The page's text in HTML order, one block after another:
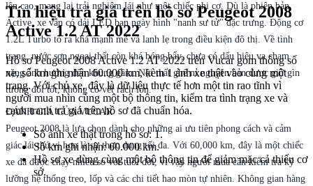
lên cao, mang lại trải nghiệm lái như một chiếc phi cơ. Dù là phiên bản
Active, xe vẫn có dải LED ban ngày hình "nanh sư tử" đặc trưng. Động cơ
1.2L Turbo tỏ ra khá mạnh mẽ và lanh lẹ trong điều kiện đô thị. Về tình
trạng, nước sơn ngoại thất còn khá bóng bẩy, chưa có dấu hiệu va chạm
nặng ảnh hưởng đến khung gầm. Nội thất ghế nỉ nguyên bản được giữ gìn
tương đối tốt, không có vết rách lớn.
ĐÁNH GIÁ CỦA VUCAR
Peugeot 2008 là lựa chọn dành cho những ai ưu tiên phong cách và cảm
giác lái thú vị hơn là sự thực dụng tối đa. Với 60,000 km, đây là một chiếc
xe đã được chạy nhiều so với tuổi đời, vì vậy người mua cần kiểm tra kỹ
lưỡng hệ thống treo, lốp và các chi tiết hao mòn tự nhiên. Không gian hàng
Tín hiệu trả giá trên hồ sơ Peugeot 2008
Active 1.2 AT 2022
Hồ sơ Peugeot 2008 Active 1.2 AT 2022 trên Vucar gom thông số
xe, số km ghi nhận 60.000 km, kèm 1 ảnh xe thật vào cùng một
trang. Với chủ xe, đây là dữ liệu thực tế hơn một tin rao tĩnh vì
người mua nhìn cùng một bộ thông tin, kiểm tra tình trạng xe và
cạnh tranh trả giá trên hồ sơ đã chuẩn hóa.
Số ảnh xe thật trong hồ sơ: 1.
Số km ghi nhận: 60.000 km.
Hồ sơ xe dùng cùng một bộ thông tin để giảm mặc cả thiếu cơ
sở.